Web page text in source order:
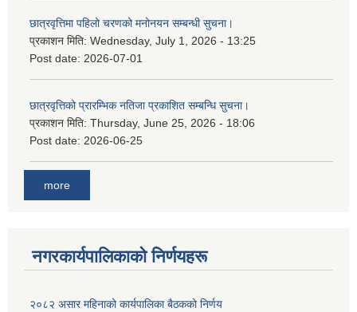
छात्रवृत्तिमा पहिलो चरणको मनोनयन सम्बन्धी सुचना।
प्रकाशन मिति: Wednesday, July 1, 2026 - 13:25
Post date: 2026-07-01
छात्रवृत्तिको प्रारम्भिक नतिजा प्रकाशित सम्बन्धि सुचना।
प्रकाशन मिति: Thursday, June 25, 2026 - 18:06
Post date: 2026-06-25
more
नगरकार्यपालिकाकाे निर्णयहरू
२०८२ असार महिनाको कार्यपालिका बैठकको निर्णय